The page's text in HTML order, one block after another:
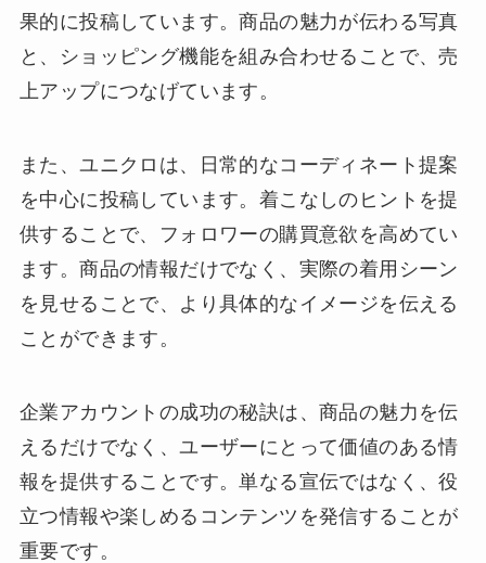
果的に投稿しています。商品の魅力が伝わる写真
と、ショッピング機能を組み合わせることで、売
上アップにつなげています。
また、ユニクロは、日常的なコーディネート提案
を中心に投稿しています。着こなしのヒントを提
供することで、フォロワーの購買意欲を高めてい
ます。商品の情報だけでなく、実際の着用シーン
を見せることで、より具体的なイメージを伝える
ことができます。
企業アカウントの成功の秘訣は、商品の魅力を伝
えるだけでなく、ユーザーにとって価値のある情
報を提供することです。単なる宣伝ではなく、役
立つ情報や楽しめるコンテンツを発信することが
重要です。